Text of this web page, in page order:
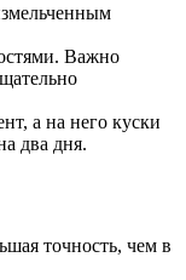
Важно
а на него куски
два дня.
точность, чем в